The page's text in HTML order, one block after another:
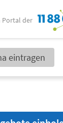
Portal der
eintragen